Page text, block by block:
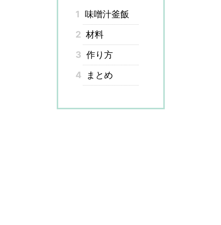
1 味噌汁釜飯
2 材料
3 作り方
4
まとめ